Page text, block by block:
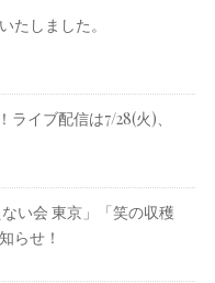
たしました。
イブ配信は7/28(火)、
い会 東京」「笑の収穫
らせ！